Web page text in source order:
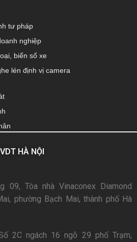
tư pháp
nghiệp
biển số xe
lén định vị camera
HÀ NỘI
09, Tòa nhà Vinaconex Diamond
phường Bạch Mai, thành phố Hà
2C ngách 16 ngõ 29 phố Trạm,